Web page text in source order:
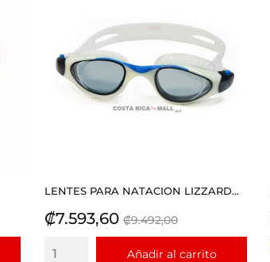
LENTES PARA NATACION LIZZARD...
Precio
₡7.593,60 Precio
base
₡9.492,00
Añadir al carrito